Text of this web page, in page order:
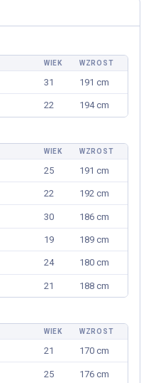
WIEK WZROST
31 191 cm
22 194 cm
WIEK WZROST
25 191 cm
22 192 cm
30 186 cm
19 189 cm
24 180 cm
21 188 cm
WIEK WZROST
21 170 cm
25 176 cm